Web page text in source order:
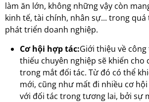
làm ăn lớn, không những vậy còn
kinh tế, tài chính, nhân sự... trong
phát triển doanh nghiệp.
Cơ hội hợp tác:Giới thiệu về
thiếu chuyên nghiệp sẽ khiến cho
trong mắt đối tác. Từ đó có thể
mới, cũng như mất đi nhiều cơ
với đối tác trong tương lai, bởi sự